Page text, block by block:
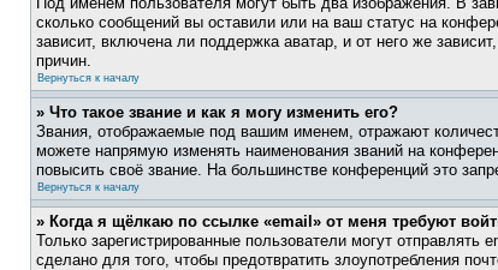
сколько сообщений вы оставили или на ваш статус на
зависит, включена ли поддержка аватар, и от него же
причин.
Вернуться к началу
» Что такое звание и как я могу изменить его?
Звания, отображаемые под вашим именем, отражают
можете напрямую изменять наименования званий на
повысить своё звание. На большинстве конференций это
Вернуться к началу
» Когда я щёлкаю по ссылке «email» от меня требуют
Только зарегистрированные пользователи могут
сделано для того, чтобы предотвратить злоупотребления